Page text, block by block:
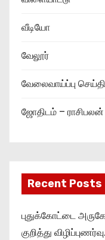
வீடியோ
வேலூர்
வேலைவாய்ப்பு
ஜோதிடம் – ராசிபலன்
Recent Posts
புதுக்கோட்டை
குறித்து